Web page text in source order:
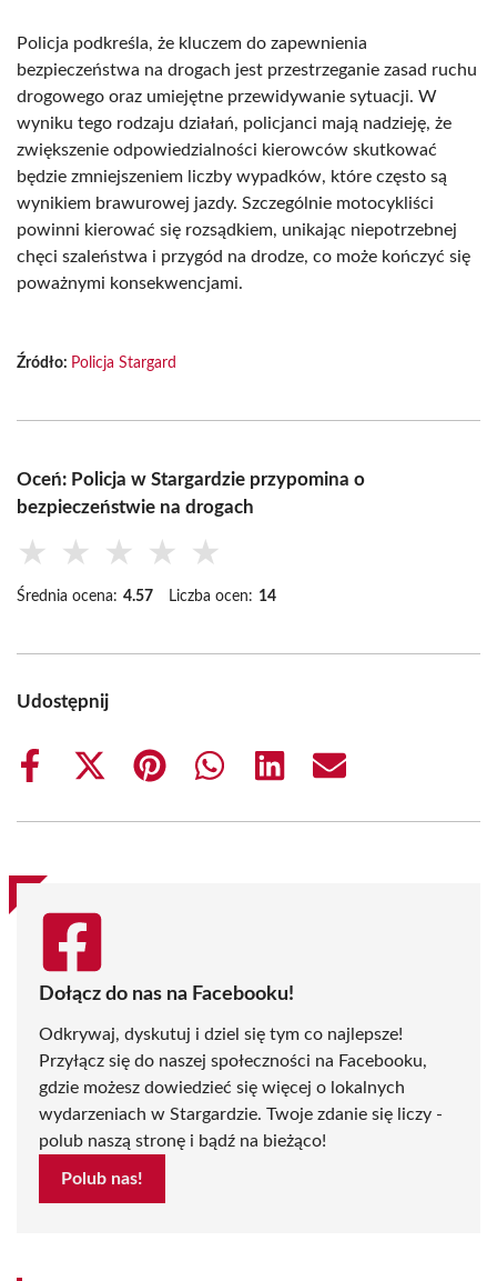
Policja podkreśla, że kluczem do zapewnienia
bezpieczeństwa na drogach jest przestrzeganie zasad ruchu
drogowego oraz umiejętne przewidywanie sytuacji. W
wyniku tego rodzaju działań, policjanci mają nadzieję, że
zwiększenie odpowiedzialności kierowców skutkować
będzie zmniejszeniem liczby wypadków, które często są
wynikiem brawurowej jazdy. Szczególnie motocykliści
powinni kierować się rozsądkiem, unikając niepotrzebnej
chęci szaleństwa i przygód na drodze, co może kończyć się
poważnymi konsekwencjami.
Źródło: Policja Stargard
Oceń: Policja w Stargardzie przypomina o
bezpieczeństwie na drogach
★ ★ ★ ★ ★
Średnia ocena: 4.57 Liczba ocen: 14
Udostępnij
Share
Share
(Twitter)
Share
Share
Share
Share
Dołącz do nas na Facebooku!
Odkrywaj, dyskutuj i dziel się tym co najlepsze!
Przyłącz się do naszej społeczności na Facebooku,
gdzie możesz dowiedzieć się więcej o lokalnych
wydarzeniach w Stargardzie. Twoje zdanie się liczy -
polub naszą stronę i bądź na bieżąco!
Polub nas!